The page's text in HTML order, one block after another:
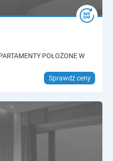
POŁOŻONE W
Sprawdź ceny